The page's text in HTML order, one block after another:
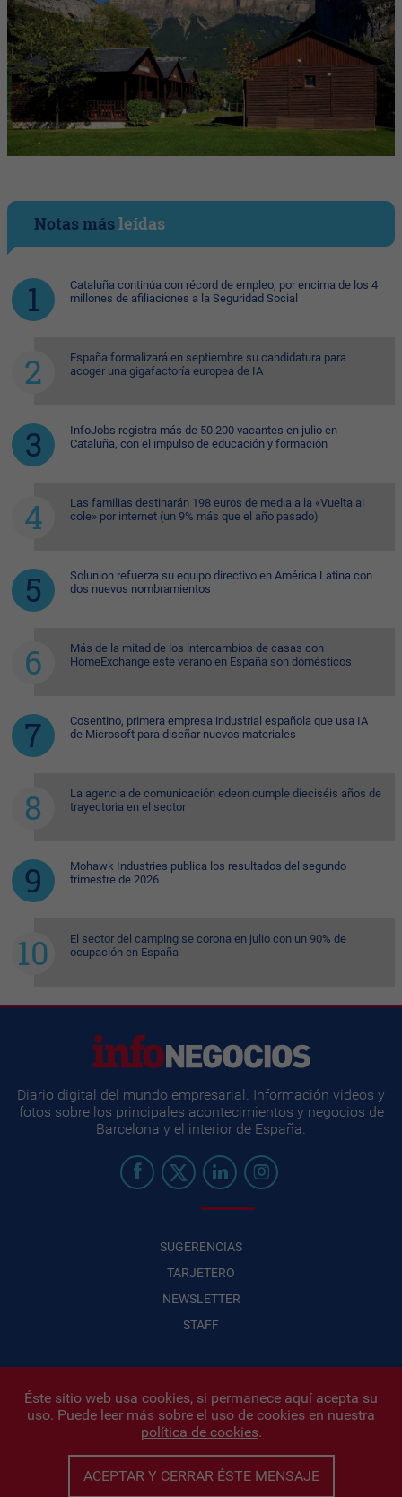
Notas másleídas
Cataluña continúa con récord de empleo, por encima de los 4
millones de afiliaciones a la Seguridad Social
España formalizará en septiembre su candidatura para
acoger una gigafactoría europea de IA
InfoJobs registra más de 50.200 vacantes en julio en
Cataluña, con el impulso de educación y formación
Las familias destinarán 198 euros de media a la «Vuelta al
cole» por internet (un 9% más que el año pasado)
Solunion refuerza su equipo directivo en América Latina con
dos nuevos nombramientos
Más de la mitad de los intercambios de casas con
HomeExchange este verano en España son domésticos
Cosentino, primera empresa industrial española que usa IA
de Microsoft para diseñar nuevos materiales
La agencia de comunicación edeon cumple dieciséis años de
trayectoria en el sector
Mohawk Industries publica los resultados del segundo
trimestre de 2026
El sector del camping se corona en julio con un 90% de
ocupación en España
Diario digital del mundo empresarial. Información videos y
fotos sobre los principales acontecimientos y negocios de
Barcelona y el interior de España.
SUGERENCIAS
TARJETERO
NEWSLETTER
STAFF
Infonegocios 2026| INFONEGOCIOS S.A. · CUIT: 30710438486 |
Políticas de Privacidad|Protección de datos personales
Iñigo Biain
Este sitio esta protegido por Google reCAPTCHA y con
Políticas de
Éste sitio web usa cookies, si permanece aquí acepta su
uso. Puede leer más sobre el uso de cookies en nuestra
política de cookies.
ACEPTAR Y CERRAR ÉSTE MENSAJE